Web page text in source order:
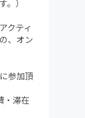
。）
クティ
、オン
参加頂
・滞在